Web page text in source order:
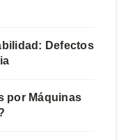
Defectos
por Máquinas